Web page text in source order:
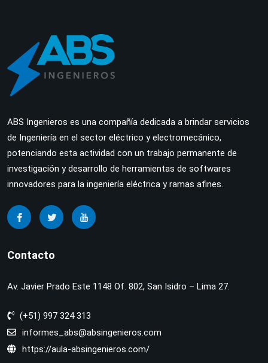
ABS Ingenieros es una compañía dedicada a brindar servicios
de Ingeniería en el sector eléctrico y electromecánico,
potenciando esta actividad con un trabajo permanente de
investigación y desarrollo de herramientas de softwares
innovadores para la ingeniería eléctrica y ramas afines.
Contacto
Av. Javier Prado Este 1148 Of. 802, San Isidro – Lima 27.
(+51) 997 324 313
informes_abs@absingenieros.com
https://aula-absingenieros.com/